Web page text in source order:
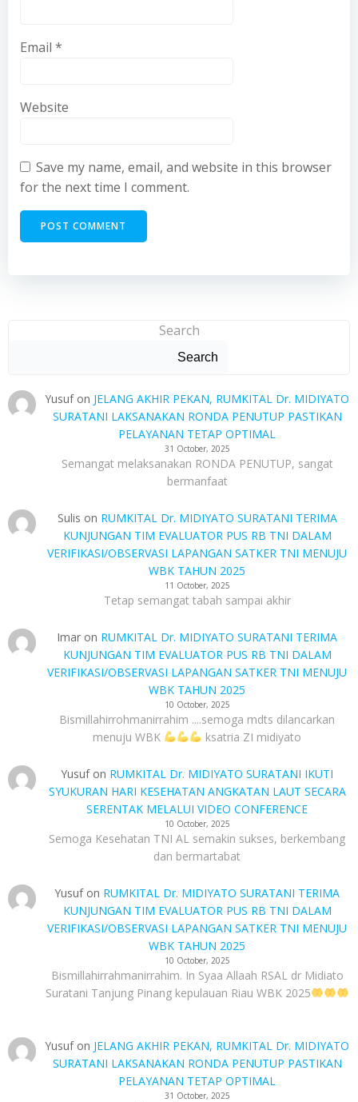
Email *
Website
Save my name, email, and website in this browser
for the next time I comment.
Search
Search
Yusufon JELANG AKHIR PEKAN, RUMKITAL Dr. MIDIYATO
SURATANI LAKSANAKAN RONDA PENUTUP PASTIKAN
PELAYANAN TETAP OPTIMAL
31 October, 2025
Semangat melaksanakan RONDA PENUTUP, sangat
bermanfaat
Sulis on RUMKITAL Dr. MIDIYATO SURATANI TERIMA
KUNJUNGAN TIM EVALUATOR PUS RB TNI DALAM
VERIFIKASI/OBSERVASI LAPANGAN SATKER TNI MENUJU
WBK TAHUN 2025
11 October, 2025
Tetap semangat tabah sampai akhir
Imar on RUMKITAL Dr. MIDIYATO SURATANI TERIMA
KUNJUNGAN TIM EVALUATOR PUS RB TNI DALAM
VERIFIKASI/OBSERVASI LAPANGAN SATKER TNI MENUJU
WBK TAHUN 2025
10 October, 2025
Bismillahirrohmanirrahim ....semoga mdts dilancarkan
menuju WBK
ksatria ZI midiyato
Yusufon RUMKITAL Dr. MIDIYATO SURATANI IKUTI
SYUKURAN HARI KESEHATAN ANGKATAN LAUT SECARA
SERENTAK MELALUI VIDEO CONFERENCE
10 October, 2025
Semoga Kesehatan TNI AL semakin sukses, berkembang
dan bermartabat
Yusufon RUMKITAL Dr. MIDIYATO SURATANI TERIMA
KUNJUNGAN TIM EVALUATOR PUS RB TNI DALAM
VERIFIKASI/OBSERVASI LAPANGAN SATKER TNI MENUJU
WBK TAHUN 2025
10 October, 2025
Bismillahirrahmanirrahim. In Syaa Allaah RSAL dr Midiato
Suratani Tanjung Pinang kepulauan Riau WBK 2025
Yusufon JELANG AKHIR PEKAN, RUMKITAL Dr. MIDIYATO
SURATANI LAKSANAKAN RONDA PENUTUP PASTIKAN
PELAYANAN TETAP OPTIMAL
31 October, 2025